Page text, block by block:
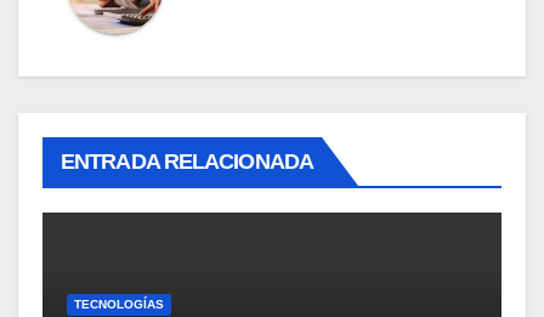
ENTRADA RELACIONADA
TECNOLOGÍAS